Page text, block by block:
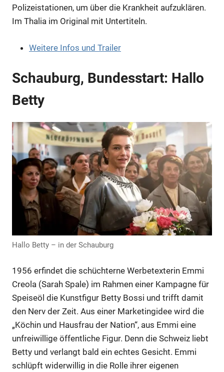
Polizeistationen, um über die Krankheit aufzuklären.
Im Thalia im Original mit Untertiteln.
Weitere Infos und Trailer
Schauburg, Bundesstart: Hallo
Betty
Hallo Betty – in der Schauburg
1956 erfindet die schüchterne Werbetexterin Emmi
Creola (Sarah Spale) im Rahmen einer Kampagne für
Speiseöl die Kunstfigur Betty Bossi und trifft damit
den Nerv der Zeit. Aus einer Marketingidee wird die
„Köchin und Hausfrau der Nation“, aus Emmi eine
unfreiwillige öffentliche Figur. Denn die Schweiz liebt
Betty und verlangt bald ein echtes Gesicht. Emmi
schlüpft widerwillig in die Rolle ihrer eigenen